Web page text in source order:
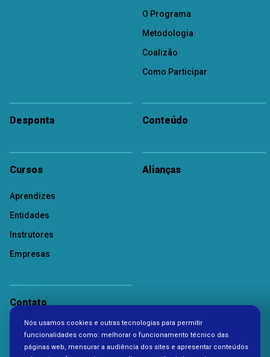
O Programa
Metodologia
Coalizão
Como Participar
Desponta Conteúdo
Cursos
Aprendizes
Entidades
Instrutores
Empresas
Alianças
Contato
Nós usamos cookies e outras tecnologias para permitir
funcionalidades como: melhorar o funcionamento técnico das
páginas web, mensurar a audiência dos sites e apresentar conteúdos